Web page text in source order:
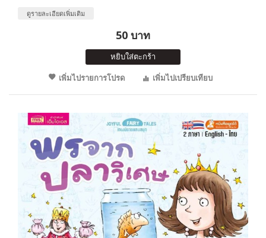
ดูรายละเอียดเพิ่มเติม
50 บาท
หยิบใส่ตะกร้า
เพิ่มไปรายการโปรด
เพิ่มไปเปรียบเทียบ